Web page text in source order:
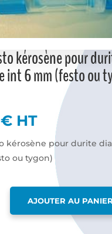
kérosène pour
int 6 mm (festo ou
€ HT
kérosène pour durite
ou tygon)
AJOUTER AU PANIER